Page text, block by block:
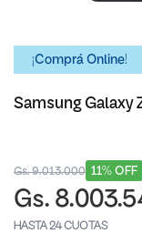
¡Comprá Online!
Samsung Galaxy
11% OFF
Gs. 9.013.000
Gs.
HASTA 24 CUOTAS